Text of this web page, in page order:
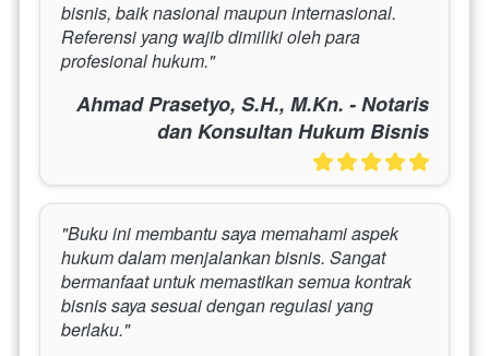
bisnis, baik nasional maupun internasional.
Referensi yang wajib dimiliki oleh para
profesional hukum."
Ahmad Prasetyo, S.H., M.Kn. - Notaris
dan Konsultan Hukum Bisnis
"Buku ini membantu saya memahami aspek
hukum dalam menjalankan bisnis. Sangat
bermanfaat untuk memastikan semua kontrak
bisnis saya sesuai dengan regulasi yang
berlaku."